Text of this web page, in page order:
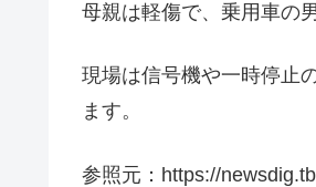
母親は軽傷で、乗用車の
現場は信号機や一時停止
ます。
参照元：https://